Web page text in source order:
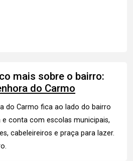
mais sobre o bairro:
do Carmo
do Carmo fica ao lado do bairro
conta com escolas municipais,
cabeleireiros e praça para lazer.